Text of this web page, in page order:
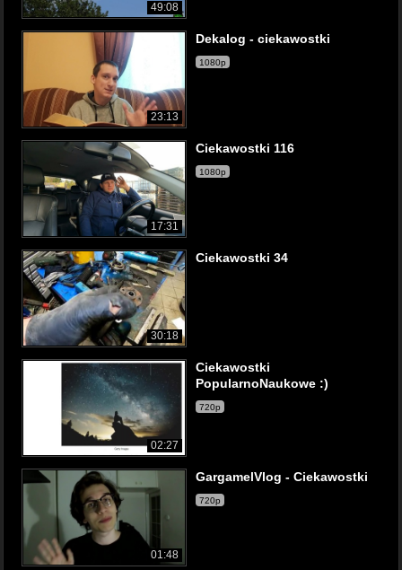
49:08
23:13
Dekalog - ciekawostki
1080p
17:31
Ciekawostki 116
1080p
30:18
Ciekawostki 34
02:27
Ciekawostki
PopularnoNaukowe :)
720p
01:48
GargamelVlog - Ciekawostki
720p